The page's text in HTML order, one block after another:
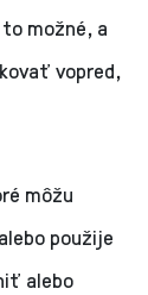
možné, a
vopred,
môžu
použije
alebo